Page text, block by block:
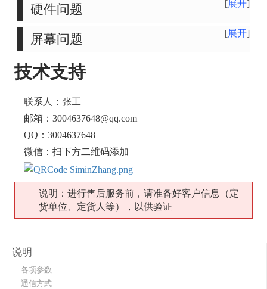
展开
硬件问题
展开
屏幕问题
技术支持
联系人：张工
邮箱：3004637648@qq.com
QQ：3004637648
微信：扫下方二维码添加
说明：进行售后服务前，请准备好客户信息（定
货单位、定货人等），以供验证
说明
各项参数
通信方式